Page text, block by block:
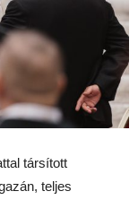
társított
teljes